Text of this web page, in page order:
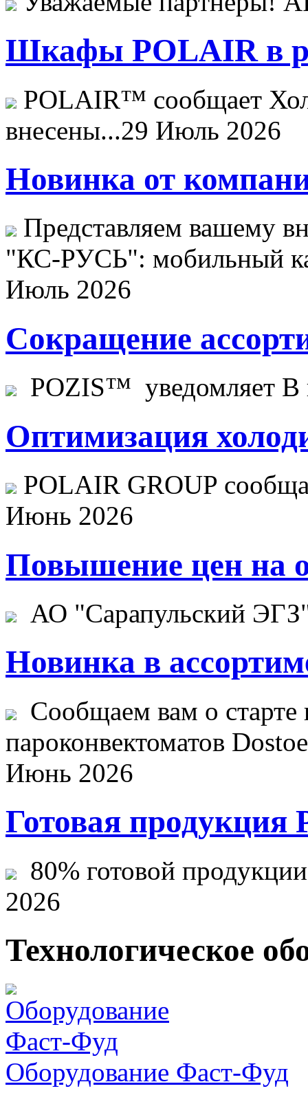
Шкафы POLAIR в
POLAIR™ сообщает
внесены...29 Июль 2026
Новинка от
Представляем вашему
"КС-РУСЬ": мобильный
Июль 2026
Сокращение
POZIS™ уведомляет В
Оптимизация
POLAIR GROUP
Июнь 2026
Повышение цен на
АО "Сарапульский
Новинка в
Сообщаем вам о старте
пароконвектоматов
Июнь 2026
Готовая продукция
80% готовой
2026
Технологическое
Оборудование Фаст-Фуд